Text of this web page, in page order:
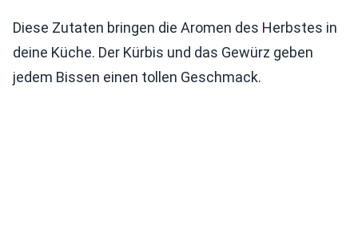
Diese Zutaten bringen die Aromen des Herbstes in
deine Küche. Der Kürbis und das Gewürz geben
jedem Bissen einen tollen Geschmack.